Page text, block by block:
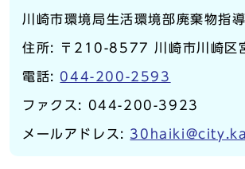
川崎市環境局生活環境部廃棄物指
住所: 〒210-8577 川崎市川崎区
電話: 044-200-2593
ファクス: 044-200-3923
メールアドレス: